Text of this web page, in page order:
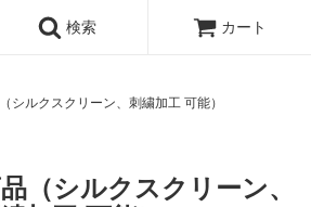
検索 カート
シルクスクリーン、刺繍加工 可能）
（シルクスクリーン、